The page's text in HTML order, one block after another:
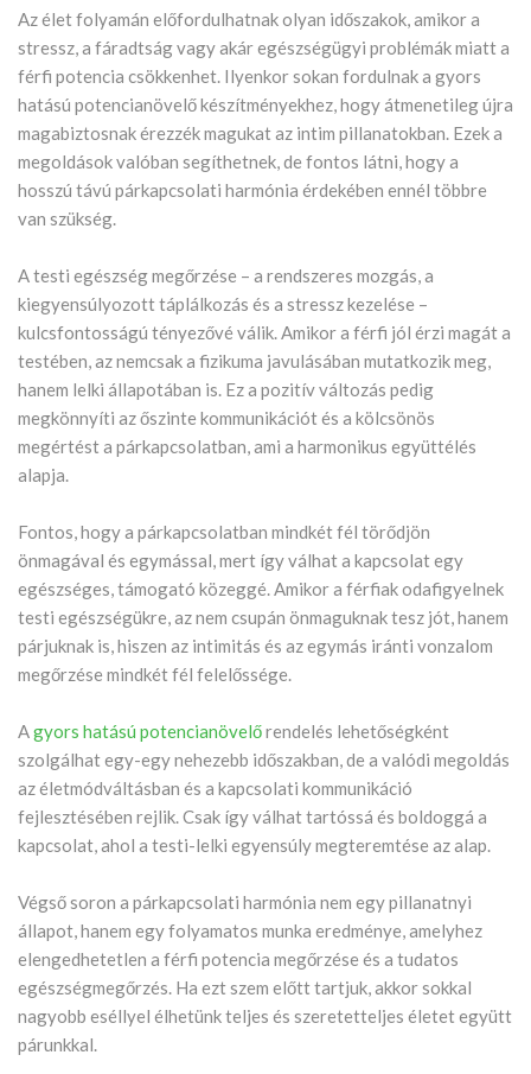
Az élet folyamán előfordulhatnak olyan időszakok, amikor a
stressz, a fáradtság vagy akár egészségügyi problémák miatt a
férfi potencia csökkenhet. Ilyenkor sokan fordulnak a gyors
hatású potencianövelő készítményekhez, hogy átmenetileg újra
magabiztosnak érezzék magukat az intim pillanatokban. Ezek a
megoldások valóban segíthetnek, de fontos látni, hogy a
hosszú távú párkapcsolati harmónia érdekében ennél többre
van szükség.
A testi egészség megőrzése – a rendszeres mozgás, a
kiegyensúlyozott táplálkozás és a stressz kezelése –
kulcsfontosságú tényezővé válik. Amikor a férfi jól érzi magát a
testében, az nemcsak a fizikuma javulásában mutatkozik meg,
hanem lelki állapotában is. Ez a pozitív változás pedig
megkönnyíti az őszinte kommunikációt és a kölcsönös
megértést a párkapcsolatban, ami a harmonikus együttélés
alapja.
Fontos, hogy a párkapcsolatban mindkét fél törődjön
önmagával és egymással, mert így válhat a kapcsolat egy
egészséges, támogató közeggé. Amikor a férfiak odafigyelnek
testi egészségükre, az nem csupán önmaguknak tesz jót, hanem
párjuknak is, hiszen az intimitás és az egymás iránti vonzalom
megőrzése mindkét fél felelőssége.
Agyors hatású potencianövelőrendelés lehetőségként
szolgálhat egy-egy nehezebb időszakban, de a valódi megoldás
az életmódváltásban és a kapcsolati kommunikáció
fejlesztésében rejlik. Csak így válhat tartóssá és boldoggá a
kapcsolat, ahol a testi-lelki egyensúly megteremtése az alap.
Végső soron a párkapcsolati harmónia nem egy pillanatnyi
állapot, hanem egy folyamatos munka eredménye, amelyhez
elengedhetetlen a férfi potencia megőrzése és a tudatos
egészségmegőrzés. Ha ezt szem előtt tartjuk, akkor sokkal
nagyobb eséllyel élhetünk teljes és szeretetteljes életet együtt
párunkkal.